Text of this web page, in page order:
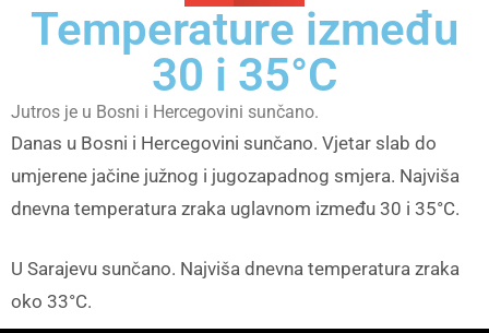
Temperature između
30 i 35°C
Jutros je u Bosni i Hercegovini sunčano.
Danas u Bosni i Hercegovini sunčano. Vjetar slab do
umjerene jačine južnog i jugozapadnog smjera. Najviša
dnevna temperatura zraka uglavnom između 30 i 35°C.
U Sarajevu sunčano. Najviša dnevna temperatura zraka
oko 33°C.